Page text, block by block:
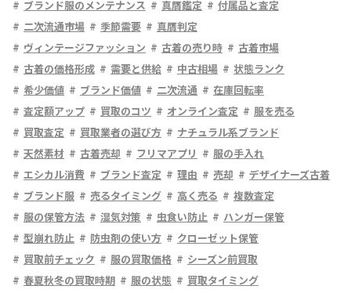
ブランド服のメンテナンス
真贋鑑定
付属品と査定
二次流通市場
季節需要
真贋判定
ヴィンテージファッション
古着の売り時
古着市場
古着の価格形成
需要と供給 中古相場
状態ランク
希少価値
ブランド価値 二次流通
在庫回転率
査定額アップ
買取のコツ オンライン査定
服を売る
買取査定
買取業者の選び方
ナチュラル系ブランド
天然素材
古着売却 フリマアプリ
服の手入れ
エシカル消費
ブランド査定 理由 売却
デザイナーズ古着
ブランド服
売るタイミング 高く売る
複数査定
服の保管方法
湿気対策 虫食い防止
ハンガー保管
型崩れ防止
防虫剤の使い方
クローゼット保管
買取前チェック
服の買取価格
シーズン前買取
春夏秋冬の買取時期
服の状態
買取タイミング